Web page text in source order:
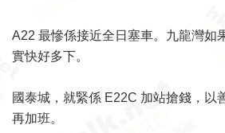
A22 最慘係接近全日塞車。九龍灣如
實快好多下。
國泰城，就緊係 E22C 加站搶錢，以
再加班。